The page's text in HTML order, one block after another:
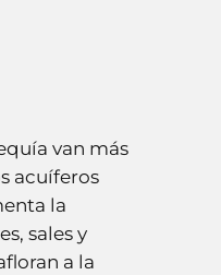
van más
acuíferos
la
sales y
a la